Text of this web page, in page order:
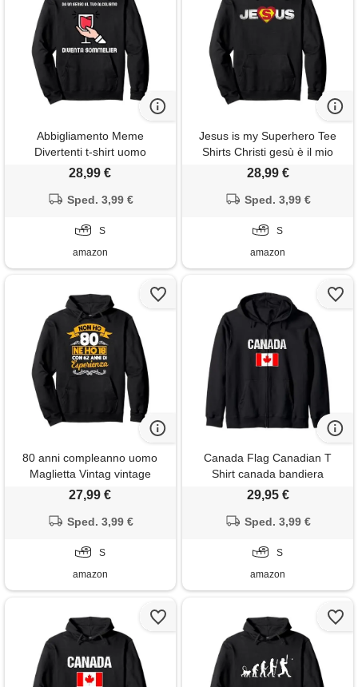
Abbigliamento Meme
Divertenti t-shirt uomo
divertente frase ironica
con cappuccio
28,99 €
Sped. 3,99 €
S
amazon
Jesus is my Superhero Tee
Shirts Christi gesù è il mio
supereroe camicia religiosa
cappuccio
28,99 €
Sped. 3,99 €
S
amazon
80 anni compleanno uomo
Maglietta Vintag vintage
regalo 80 anni compleanno
cappuccio
27,99 €
Sped. 3,99 €
S
amazon
Canada Flag Canadian T
Shirt canada bandiera
canadese canada felpa con
29,95 €
Sped. 3,99 €
S
amazon